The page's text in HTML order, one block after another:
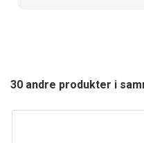
30 andre produkter i